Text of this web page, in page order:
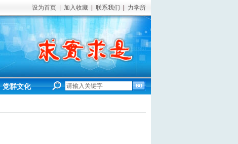
设为首页 加入收藏 联系我们 力学所
党群文化